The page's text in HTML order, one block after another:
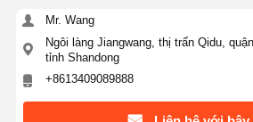
Mr. Wang
Ngôi làng Jiangwang, thị trấn Qidu,
tỉnh Shandong
+8613409089888